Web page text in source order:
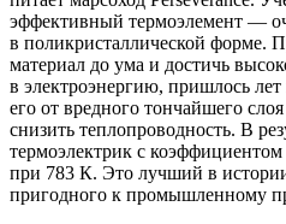
эффективный термоэлемент —
в поликристаллической форме.
материал до ума и достичь
в электроэнергию, пришлось лет
его от вредного тончайшего
снизить теплопроводность. В
термоэлектрик с
при 783 К. Это лучший в истории
пригодного к промышленному